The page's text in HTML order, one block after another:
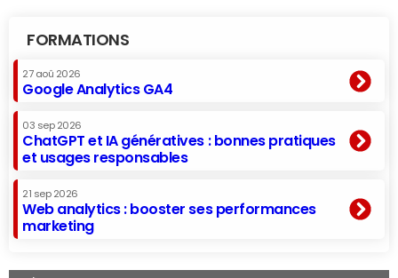
FORMATIONS
27 aoû 2026
Google Analytics GA4
03 sep 2026
ChatGPT et IA génératives : bonnes pratiques
et usages responsables
21 sep 2026
Web analytics : booster ses performances
marketing